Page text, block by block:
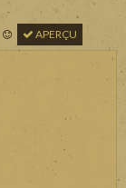
APERÇU